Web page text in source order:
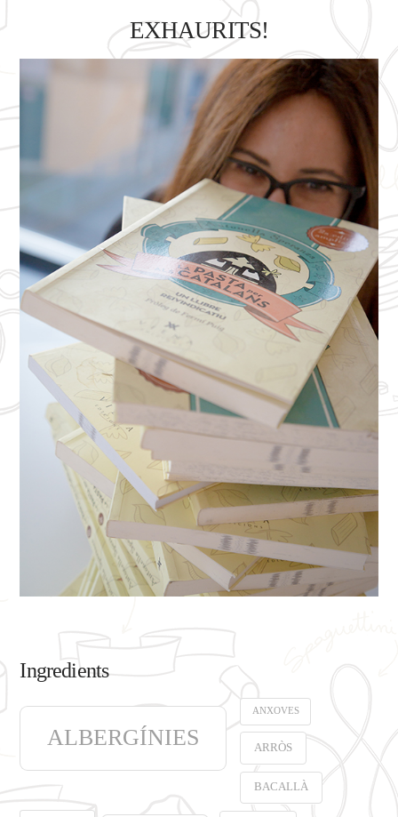
EXHAURITS!
Ingredients
ALBERGÍNIES
ANXOVES
ARRÒS
BACALLÀ